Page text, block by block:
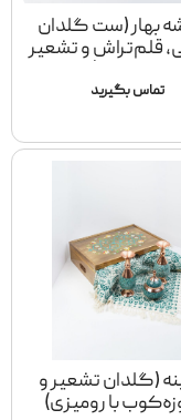
بهار (ست گلدان
قلم‌تراش و تشعیر
تماس بگیرید
(گلدان تشعیر و
با رومیزی)